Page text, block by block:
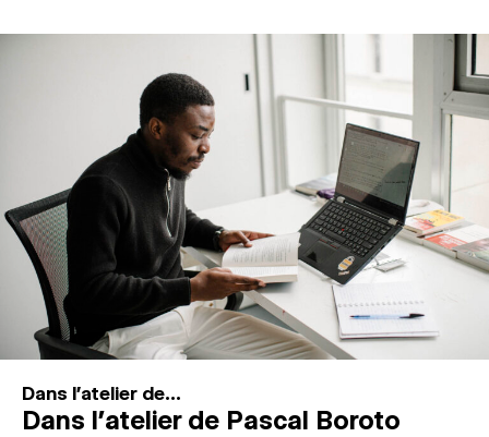
Dans l'atelier de...
Dans l’atelier de Pascal Boroto